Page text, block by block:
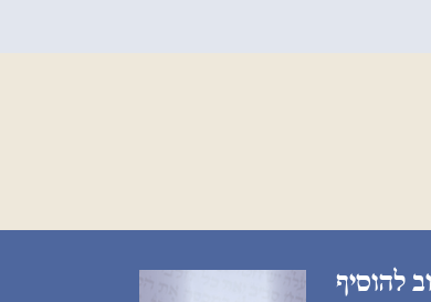
להוסיף